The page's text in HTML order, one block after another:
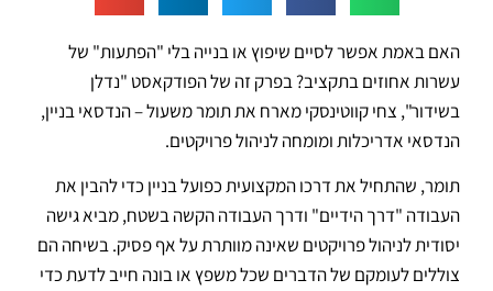
האם באמת אפשר לסיים שיפוץ או בנייה בלי "הפתעות" של
עשרות אחוזים בתקציב? בפרק זה של הפודקאסט "נדלן
בשידור", צחי קווטינסקי מארח את תומר משעול – הנדסאי בניין,
הנדסאי אדריכלות ומומחה לניהול פרויקטים.
תומר, שהתחיל את דרכו המקצועית כפועל בניין כדי להבין את
העבודה "דרך הידיים" ודרך העבודה הקשה בשטח, מביא גישה
יסודית לניהול פרויקטים שאינה מוותרת על אף פסיק. בשיחה הם
צוללים לעומקם של הדברים שכל משפץ או בונה חייב לדעת כדי